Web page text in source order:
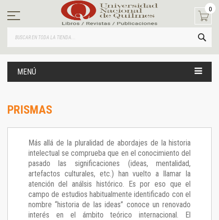
contenido
0
MENÚ
PRISMAS
Más allá de la pluralidad de abordajes de la historia
intelectual se comprueba que en el conocimiento del
pasado las significaciones (ideas, mentalidad,
artefactos culturales, etc.) han vuelto a llamar la
atención del análsis histórico. Es por eso que el
campo de estudios habitualmente identificado con el
nombre “historia de las ideas” conoce un renovado
interés en el ámbito teórico internacional. El